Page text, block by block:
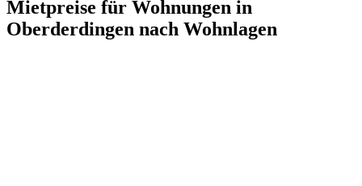
Mietpreise für Wohnungen in
Oberderdingen nach Wohnlagen